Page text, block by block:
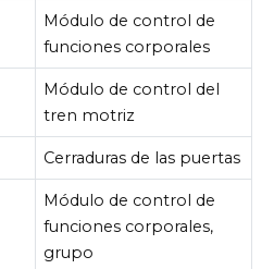
Módulo de control de
funciones corporales
Módulo de control del
tren motriz
Cerraduras de las puertas
Módulo de control de
funciones corporales,
grupo